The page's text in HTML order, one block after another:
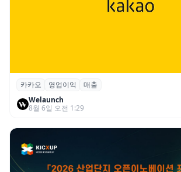
카카오, 2026년 2분기 매출 2조
이익 2770억…역대 분기 최대
카카오 영업이익
매출
Welaunch
8월 6일 오전 1:29